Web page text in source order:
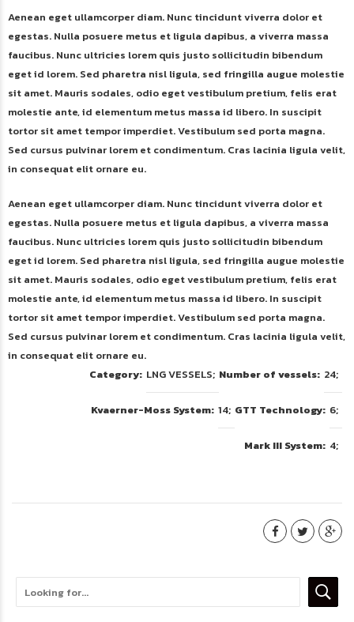
Aenean eget ullamcorper diam. Nunc tincidunt viverra dolor et
egestas. Nulla posuere metus et ligula dapibus, a viverra massa
faucibus. Nunc ultricies lorem quis justo sollicitudin bibendum
eget id lorem. Sed pharetra nisl ligula, sed fringilla augue molestie
sit amet. Mauris sodales, odio eget vestibulum pretium, felis erat
molestie ante, id elementum metus massa id libero. In suscipit
tortor sit amet tempor imperdiet. Vestibulum sed porta magna.
Sed cursus pulvinar lorem et condimentum. Cras lacinia ligula velit,
in consequat elit ornare eu.
Aenean eget ullamcorper diam. Nunc tincidunt viverra dolor et
egestas. Nulla posuere metus et ligula dapibus, a viverra massa
faucibus. Nunc ultricies lorem quis justo sollicitudin bibendum
eget id lorem. Sed pharetra nisl ligula, sed fringilla augue molestie
sit amet. Mauris sodales, odio eget vestibulum pretium, felis erat
molestie ante, id elementum metus massa id libero. In suscipit
tortor sit amet tempor imperdiet. Vestibulum sed porta magna.
Sed cursus pulvinar lorem et condimentum. Cras lacinia ligula velit,
in consequat elit ornare eu.
Category LNG VESSELS Number of vessels 24
Kvaerner-Moss System 14 GTT Technology 6
Mark III System 4